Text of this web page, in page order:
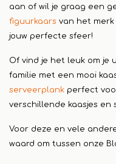
aan of wil je graag een
figuurkaars van het merk
jouw perfecte sfeer!
Of vind je het leuk om je
familie met een mooi
serveerplank perfect
verschillende kaasjes en
Voor deze en vele
waard om tussen onze